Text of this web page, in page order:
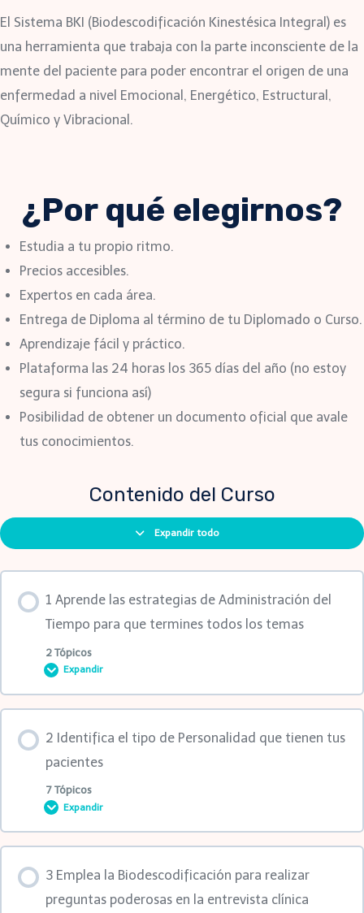
El Sistema BKI (Biodescodificación Kinestésica Integral) es
una herramienta que trabaja con la parte inconsciente de la
mente del paciente para poder encontrar el origen de una
enfermedad a nivel Emocional, Energético, Estructural,
Químico y Vibracional.
¿Por qué elegirnos?
Estudia a tu propio ritmo.
Precios accesibles.
Expertos en cada área.
Entrega de Diploma al término de tu Diplomado o Curso.
Aprendizaje fácil y práctico.
Plataforma las 24 horas los 365 días del año (no estoy
segura si funciona así)
Posibilidad de obtener un documento oficial que avale
tus conocimientos.
Contenido del Curso
Expandir todo
1 Aprende las estrategias de Administración del
Tiempo para que termines todos los temas
2 Tópicos
Expandir
0% COMPLETADO
1ra clase
2da clase
2 Identifica el tipo de Personalidad que tienen tus
pacientes
7 Tópicos
Expandir
0% COMPLETADO 0/7 pasos
3 Emplea la Biodescodificación para realizar
preguntas poderosas en la entrevista clínica